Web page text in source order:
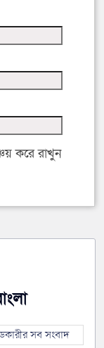
করে রাখুন
সব সংবাদ